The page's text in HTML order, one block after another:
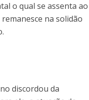
o qual se assenta ao
na solidão
discordou da